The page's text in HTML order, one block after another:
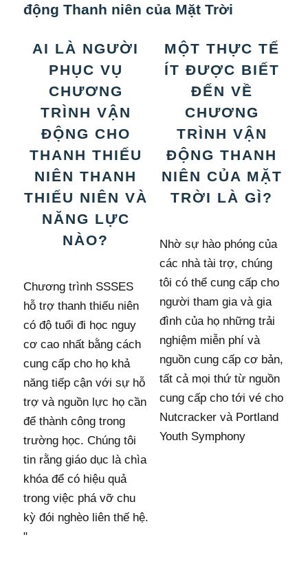
động Thanh niên của Mặt Trời
AI LÀ NGƯỜI
PHỤC VỤ
CHƯƠNG
TRÌNH VẬN
ĐỘNG CHO
THANH THIẾU
NIÊN THANH
THIẾU NIÊN VÀ
NĂNG LỰC
NÀO?
Chương trình SSSES
hỗ trợ thanh thiếu niên
có độ tuổi đi học nguy
cơ cao nhất bằng cách
cung cấp cho họ khả
năng tiếp cận với sự hỗ
trợ và nguồn lực họ cần
để thành công trong
trường học. Chúng tôi
tin rằng giáo dục là chìa
khóa để có hiệu quả
trong việc phá vỡ chu
kỳ đói nghèo liên thế hệ.
"
MỘT THỰC TẾ
ÍT ĐƯỢC BIẾT
ĐẾN VỀ
CHƯƠNG
TRÌNH VẬN
ĐỘNG THANH
NIÊN CỦA MẶT
TRỜI LÀ GÌ?
Nhờ sự hào phóng của
các nhà tài trợ, chúng
tôi có thể cung cấp cho
người tham gia và gia
đình của họ những trải
nghiệm miễn phí và
nguồn cung cấp cơ bản,
tất cả mọi thứ từ nguồn
cung cấp cho tới vé cho
Nutcracker và Portland
Youth Symphony